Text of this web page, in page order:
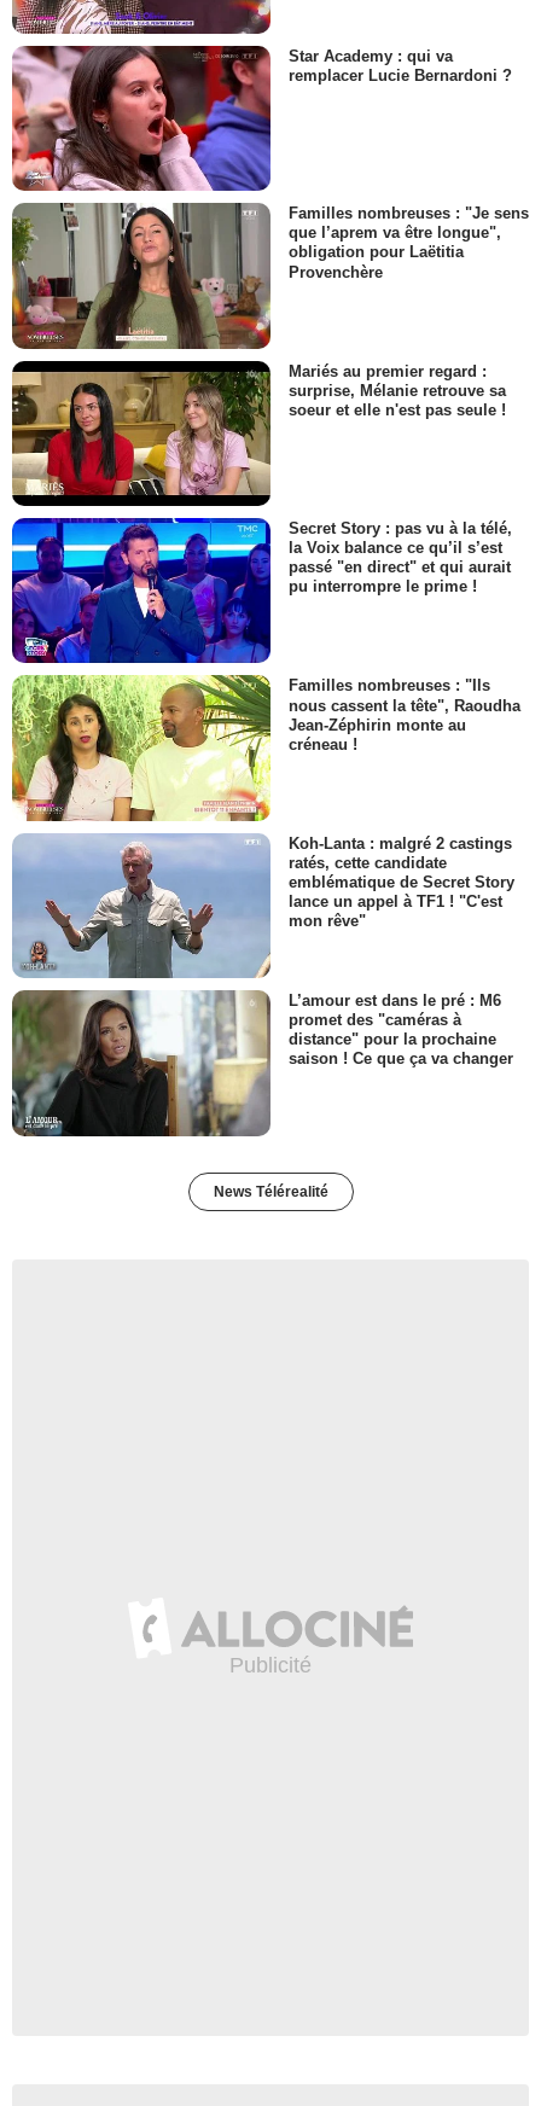
Star Academy : qui va
remplacer Lucie Bernardoni ?
Familles nombreuses : "Je sens
que l’aprem va être longue",
obligation pour Laëtitia
Provenchère
Mariés au premier regard :
surprise, Mélanie retrouve sa
soeur et elle n'est pas seule !
Secret Story : pas vu à la télé,
la Voix balance ce qu’il s’est
passé "en direct" et qui aurait
pu interrompre le prime !
Familles nombreuses : "Ils
nous cassent la tête", Raoudha
Jean-Zéphirin monte au
créneau !
Koh-Lanta : malgré 2 castings
ratés, cette candidate
emblématique de Secret Story
lance un appel à TF1 ! "C'est
mon rêve"
L’amour est dans le pré : M6
promet des "caméras à
distance" pour la prochaine
saison ! Ce que ça va changer
News Télérealité